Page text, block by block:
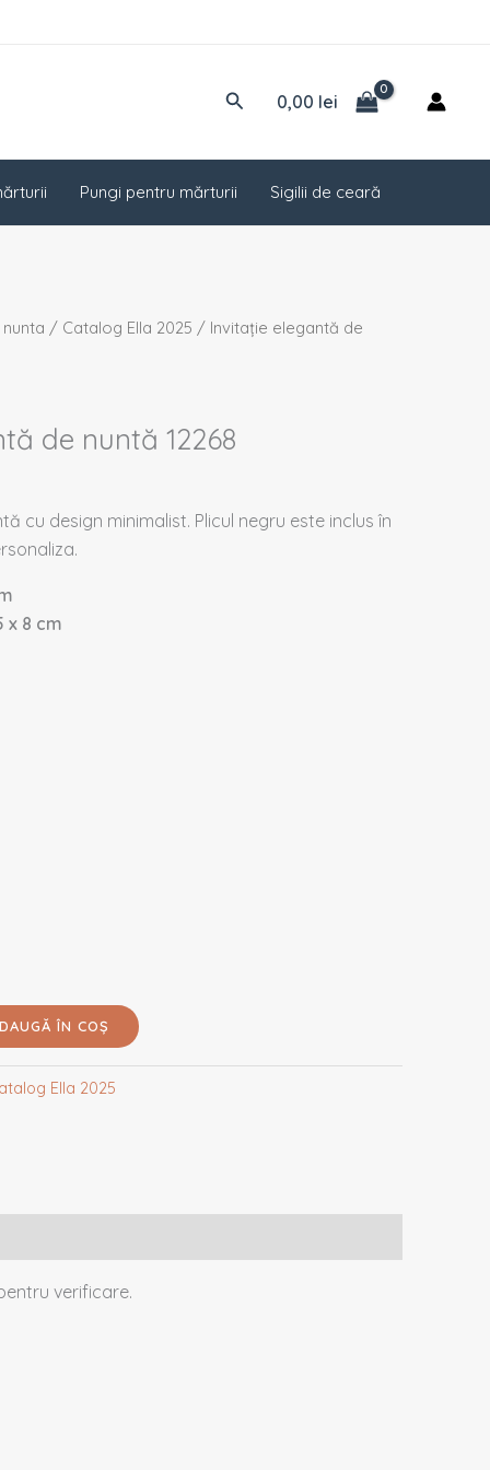
Caută0,00 lei
Pungi pentru mărturii Sigilii de ceară
/ Catalog Ella 2025 / Invitație elegantă de
de nuntă 12268
cu design minimalist. Plicul negru este inclus în
x 8 cm
ÎN COȘ
Ella 2025
verificare.